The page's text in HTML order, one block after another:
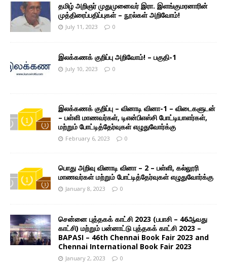
தமிழ் அறிஞர் முதுமுனைவர் இரா. இளங்குமரனாரின்
முத்திரைப்பதிப்புகள் – நூல்கள் அறிவோம்!
July 11, 2023 0
இலக்கணக் குறிப்பு அறிவோம்! – பகுதி-1
July 10, 2023 0
இலக்கணக் குறிப்பு – வினாடி வினா-1 – விடைகளுடன்
– பள்ளி மாணவர்கள், டிஎன்பிஎஸ்சி போட்டியாளர்கள்,
மற்றும் போட்டித்தேர்வுகள் எழுதுவோர்க்கு
February 6, 2023 0
பொது அறிவு வினாடி வினா – 2 – பள்ளி, கல்லூரி
மாணவர்கள் மற்றும் போட்டித்தேர்வுகள் எழுதுவோர்க்கு
January 8, 2023 0
சென்னை புத்தகக் காட்சி 2023 (பபாசி – 46ஆவது
காட்சி) மற்றும் பன்னாட்டு புத்தகக் காட்சி 2023 –
BAPASI – 46th Chennai Book Fair 2023 and
Chennai International Book Fair 2023
January 2, 2023 0